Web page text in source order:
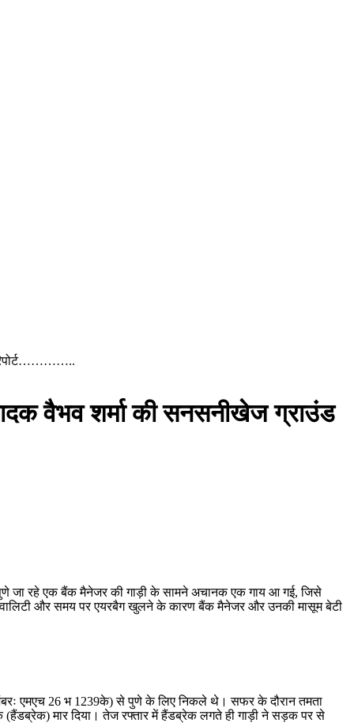
वैभव शर्मा की सनसनीखेज ग्राउंड
जा रहे एक बैंक मैनेजर की गाड़ी के सामने अचानक एक गाय आ गई, जिसे
क्वालिटी और समय पर एयरबैग खुलने के कारण बैंक मैनेजर और उनकी मासूम बेटी
नंबरः एमएच 26 भ 1239के) से पुणे के लिए निकले थे। सफर के दौरान तमता
मार दिया। तेज रफ्तार में हैंडब्रेक लगते ही गाड़ी ने सड़क पर से